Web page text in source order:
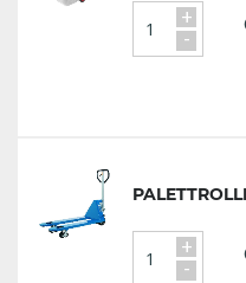
+
-
PALETTROLLI
+
-